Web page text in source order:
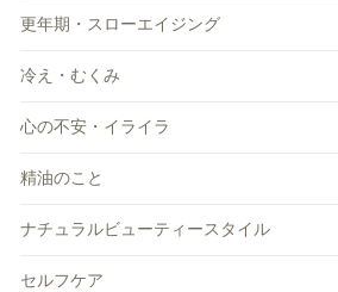
更年期・スローエイジング
冷え・むくみ
心の不安・イライラ
精油のこと
ナチュラルビューティースタイル
セルフケア